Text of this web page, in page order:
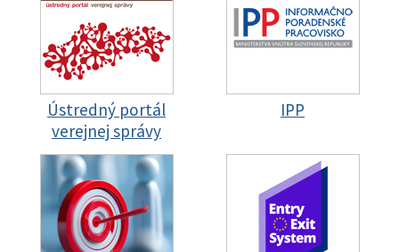
Ústredný portál
verejnej správy
IPP